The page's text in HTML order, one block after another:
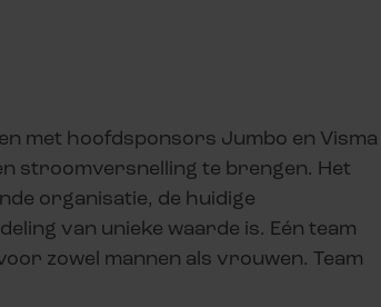
met hoofdsponsors Jumbo en Visma
stroomversnelling te brengen. Het
organisatie, de huidige
van unieke waarde is. Eén team
zowel mannen als vrouwen. Team